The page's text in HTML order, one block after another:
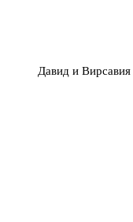
Давид и Вирсавия